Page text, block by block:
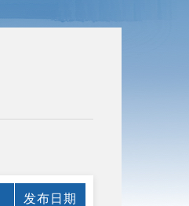
发布日期